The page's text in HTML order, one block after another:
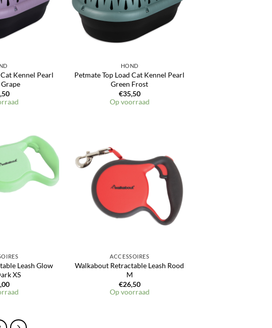
Kennel Pearl
HOND
Petmate Top Load Cat Kennel Pearl
Green Frost
€35,50
Op voorraad
Toevoegen
verlanglijst
Leash Glow
XS
aan
verlanglijst
ACCESSOIRES
Walkabout Retractable Leash Rood
M
€26,50
Op voorraad